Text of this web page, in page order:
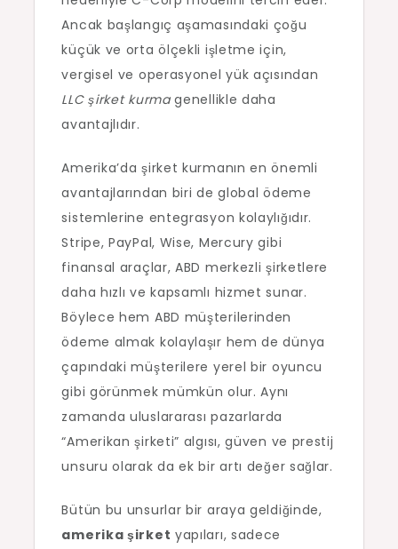
Ancak başlangıç aşamasındaki çoğu
küçük ve orta ölçekli işletme için,
vergisel ve operasyonel yük açısından
LLC şirket kurmagenellikle daha
avantajlıdır.
Amerika’da şirket kurmanın en önemli
avantajlarından biri de global ödeme
sistemlerine entegrasyon kolaylığıdır.
Stripe, PayPal, Wise, Mercury gibi
finansal araçlar, ABD merkezli şirketlere
daha hızlı ve kapsamlı hizmet sunar.
Böylece hem ABD müşterilerinden
ödeme almak kolaylaşır hem de dünya
çapındaki müşterilere yerel bir oyuncu
gibi görünmek mümkün olur. Aynı
zamanda uluslararası pazarlarda
“Amerikan şirketi” algısı, güven ve prestij
unsuru olarak da ek bir artı değer sağlar.
Bütün bu unsurlar bir araya geldiğinde,
amerika şirket yapıları, sadece